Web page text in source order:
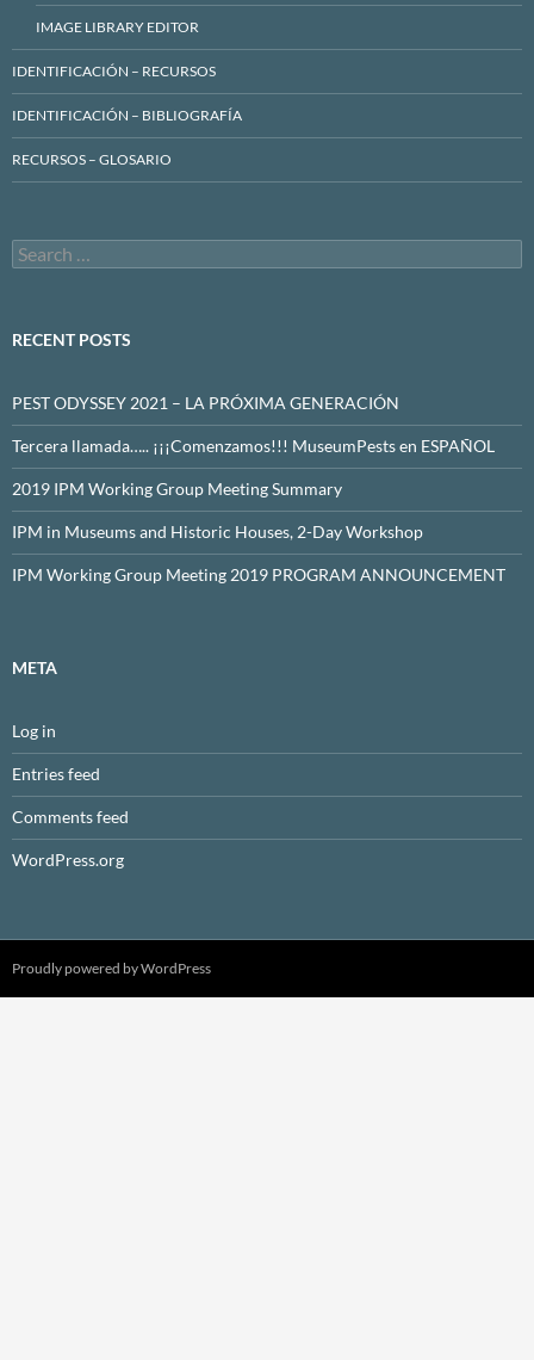
IMAGE LIBRARY EDITOR
IDENTIFICACIÓN – RECURSOS
IDENTIFICACIÓN – BIBLIOGRAFÍA
RECURSOS – GLOSARIO
Search
for:
RECENT POSTS
PEST ODYSSEY 2021 – LA PRÓXIMA GENERACIÓN
Tercera llamada….. ¡¡¡Comenzamos!!! MuseumPests en ESPAÑOL
2019 IPM Working Group Meeting Summary
IPM in Museums and Historic Houses, 2-Day Workshop
IPM Working Group Meeting 2019 PROGRAM ANNOUNCEMENT
META
Log in
Entries feed
Comments feed
WordPress.org
Proudly powered by WordPress